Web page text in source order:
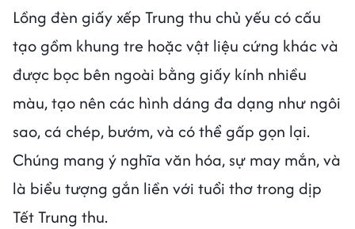
Lồng đèn giấy xếp Trung thu chủ yếu có cấu
tạo gồm khung tre hoặc vật liệu cứng khác và
được bọc bên ngoài bằng giấy kính nhiều
màu, tạo nên các hình dáng đa dạng như ngôi
sao, cá chép, bướm, và có thể gấp gọn lại.
Chúng mang ý nghĩa văn hóa, sự may mắn, và
là biểu tượng gắn liền với tuổi thơ trong dịp
Tết Trung thu.